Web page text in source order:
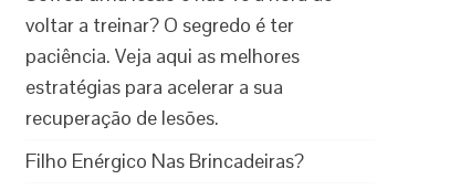
voltar a treinar? O segredo é ter
paciência. Veja aqui as melhores
estratégias para acelerar a sua
recuperação de lesões.
Filho Enérgico Nas Brincadeiras?